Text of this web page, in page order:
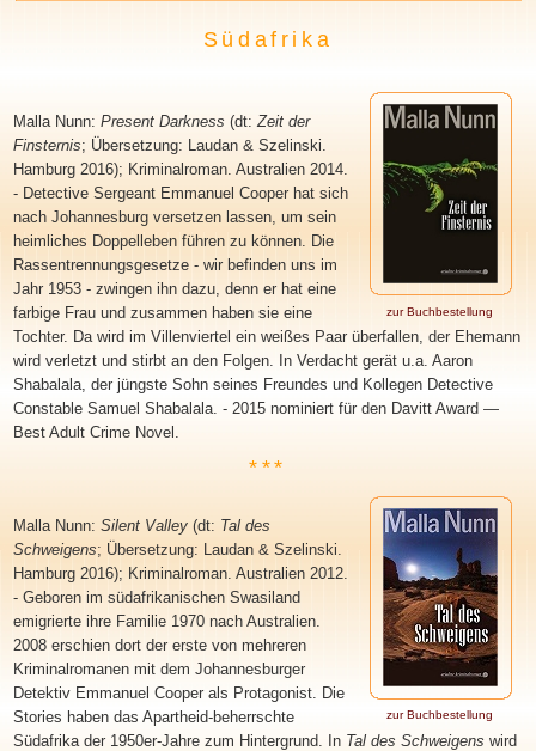
Südafrika
zur Buchbestellung
Malla Nunn: Present Darkness (dt:Zeit der
Finsternis; Übersetzung: Laudan & Szelinski.
Hamburg 2016); Kriminalroman. Australien 2014.
- Detective Sergeant Emmanuel Cooper hat sich
nach Johannesburg versetzen lassen, um sein
heimliches Doppelleben führen zu können. Die
Rassentrennungsgesetze - wir befinden uns im
Jahr 1953 - zwingen ihn dazu, denn er hat eine
farbige Frau und zusammen haben sie eine
Tochter. Da wird im Villenviertel ein weißes Paar überfallen, der Ehemann
wird verletzt und stirbt an den Folgen. In Verdacht gerät u.a. Aaron
Shabalala, der jüngste Sohn seines Freundes und Kollegen Detective
Constable Samuel Shabalala. - 2015 nominiert für den Davitt Award —
Best Adult Crime Novel.
***
zur Buchbestellung
Malla Nunn: Silent Valley(dt: Tal des
Schweigens; Übersetzung: Laudan & Szelinski.
Hamburg 2016); Kriminalroman. Australien 2012.
- Geboren im südafrikanischen Swasiland
emigrierte ihre Familie 1970 nach Australien.
2008 erschien dort der erste von mehreren
Kriminalromanen mit dem Johannesburger
Detektiv Emmanuel Cooper als Protagonist. Die
Stories haben das Apartheid-beherrschte
Südafrika der 1950er-Jahre zum Hintergrund. In Tal des Schweigens wird